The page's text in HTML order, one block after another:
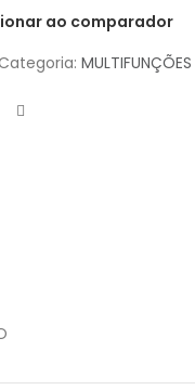
ao comparador
MULTIFUNÇÕES